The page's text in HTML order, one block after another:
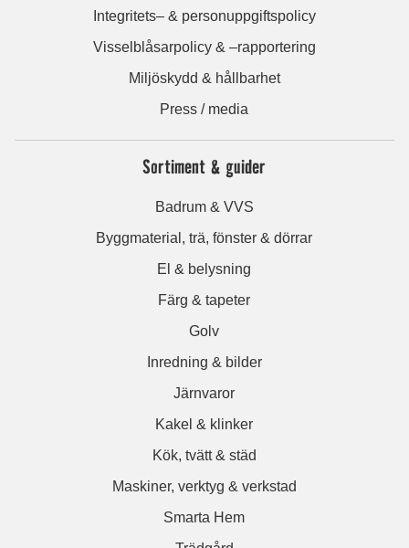
Integritets– & personuppgiftspolicy
Visselblåsarpolicy & –rapportering
Miljöskydd & hållbarhet
Press / media
Sortiment & guider
Badrum & VVS
Byggmaterial, trä, fönster & dörrar
El & belysning
Färg & tapeter
Golv
Inredning & bilder
Järnvaror
Kakel & klinker
Kök, tvätt & städ
Maskiner, verktyg & verkstad
Smarta Hem